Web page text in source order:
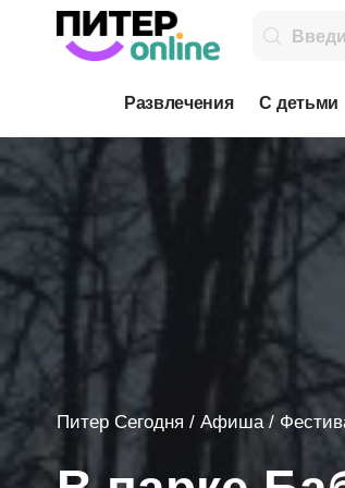
Развлечения С детьми
Питер Сегодня / Афиша/